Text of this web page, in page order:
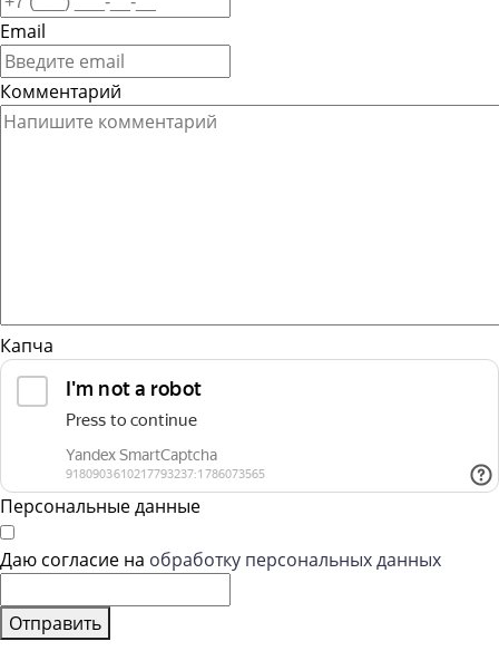
Email
Комментарий
Капча
Персональные данные
Даю согласие на обработку персональных данных
Отправить